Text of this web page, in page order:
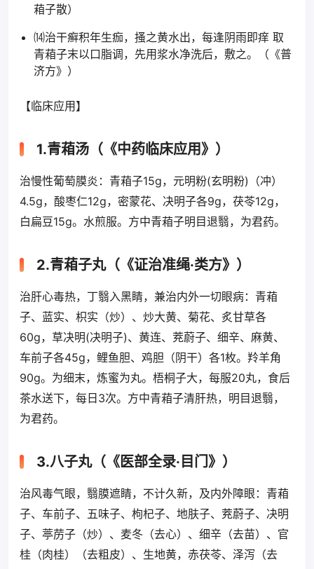
葙子散）
⒁治干癣积年生痂，搔之黄水出，每逢阴雨即痒 取
青葙子末以口脂调，先用浆水净洗后，敷之。（《普
济方》）
【临床应用】
1.青葙汤（《中药临床应用》）
治慢性葡萄膜炎：青葙子15g，元明粉(玄明粉)（冲）
4.5g，酸枣仁12g，密蒙花、决明子各9g，茯苓12g，
白扁豆15g。水煎服。方中青葙子明目退翳，为君药。
2.青葙子丸（《证治准绳·类方》）
治肝心毒热，丁翳入黑睛，兼治内外一切眼病：青葙
子、蓝实、枳实（炒）、炒大黄、菊花、炙甘草各
60g，草决明(决明子)、黄连、茺蔚子、细辛、麻黄、
车前子各45g，鲤鱼胆、鸡胆（阴干）各1枚。羚羊角
90g。为细末，炼蜜为丸。梧桐子大，每服20丸，食后
茶水送下，每日3次。方中青葙子清肝热，明目退翳，
为君药。
3.八子丸（《医部全录·目门》）
治风毒气眼，翳膜遮睛，不计久新，及内外障眼：青葙
子、车前子、五味子、枸杞子、地肤子、茺蔚子、决明
子、葶苈子（炒）、麦冬（去心）、细辛（去苗）、官
桂（肉桂）（去粗皮）、生地黄，赤茯苓、泽泻（去